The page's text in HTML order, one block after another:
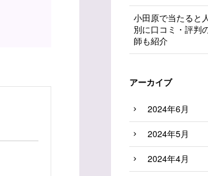
小田原で当たると
別に口コミ・評判
師も紹介
アーカイブ
2024年6月
2024年5月
2024年4月